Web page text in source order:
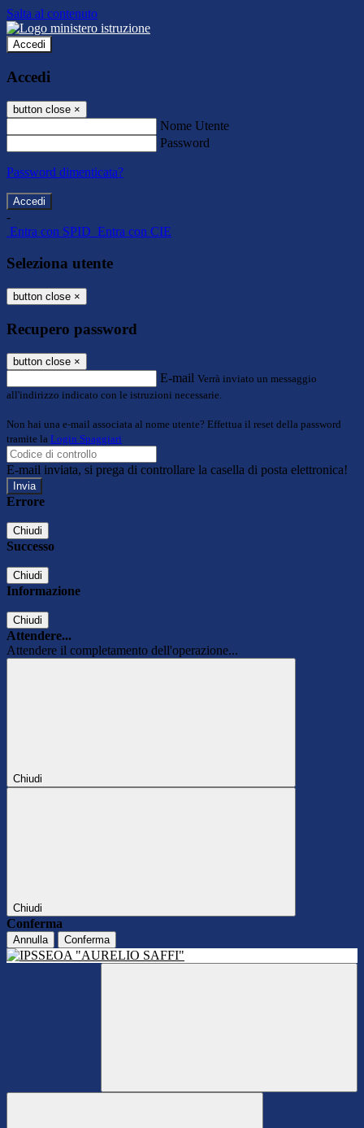
Salta al contenuto
Accedi
Accedi
button close ×
Nome Utente
Password
Password dimenticata?
-
Entra con SPID Entra con CIE
Seleziona utente
button close ×
Recupero password
button close ×
E-mail Verrà inviato un messaggio
all'indirizzo indicato con le istruzioni necessarie.
Non hai una e-mail associata al nome utente? Effettua il reset della password
tramite la Login Spaggiari
E-mail inviata, si prega di controllare la casella di posta elettronica!
Errore
Chiudi
Successo
Chiudi
Informazione
Chiudi
Attendere...
Attendere il completamento dell'operazione...
Chiudi
Chiudi
Conferma
Annulla Conferma